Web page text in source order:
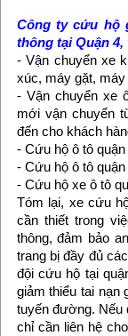
Công ty cứu hộ
thông tại Quận
- Vận chuyển xe
xúc, máy gặt,
- Vận chuyển xe
mới vận chuyển
đến cho khách
- Cứu hộ ô tô
- Cứu hộ ô tô
- Cứu hộ xe ô tô
Tóm lại, xe cứu
cần thiết trong
thông, đảm bảo
trang bị đầy đủ
đội cứu hộ tại
giảm thiểu tai nạn
tuyến đường. Nếu
chỉ cần liên hệ